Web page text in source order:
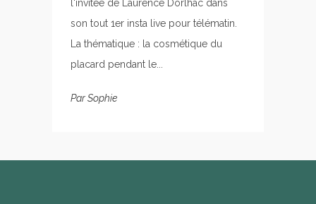
l'invitée de Laurence Dorlhac dans
son tout 1er insta live pour télématin.
La thématique : la cosmétique du
placard pendant le...
ParSophie